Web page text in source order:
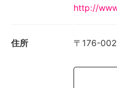
http://
住所 〒176-